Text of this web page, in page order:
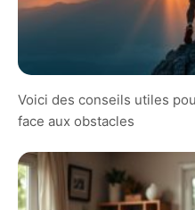
Voici des conseils utiles
face aux obstacles